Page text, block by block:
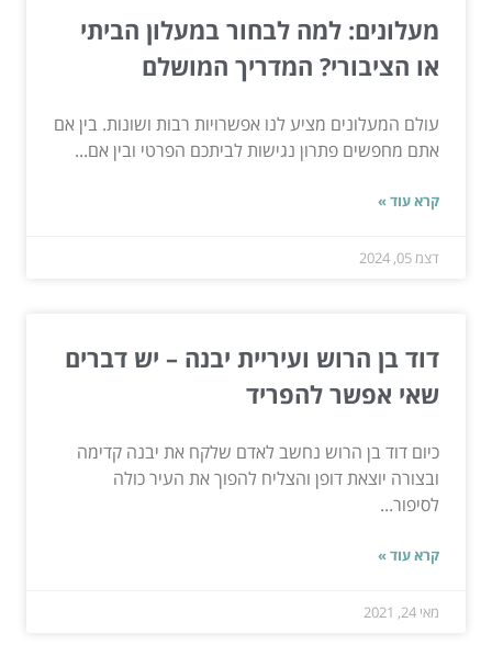
מעלונים: למה לבחור במעלון הביתי
או הציבורי? המדריך המושלם
עולם המעלונים מציע לנו אפשרויות רבות ושונות. בין אם
אתם מחפשים פתרון נגישות לביתכם הפרטי ובין אם...
קרא עוד »
דצמ 05, 2024
דוד בן הרוש ועיריית יבנה – יש דברים
שאי אפשר להפריד
כיום דוד בן הרוש נחשב לאדם שלקח את יבנה קדימה
ובצורה יוצאת דופן והצליח להפוך את העיר כולה
לסיפור...
קרא עוד »
מאי 24, 2021